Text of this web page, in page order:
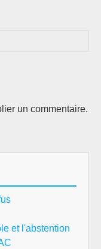
un commentaire.
et l'abstention